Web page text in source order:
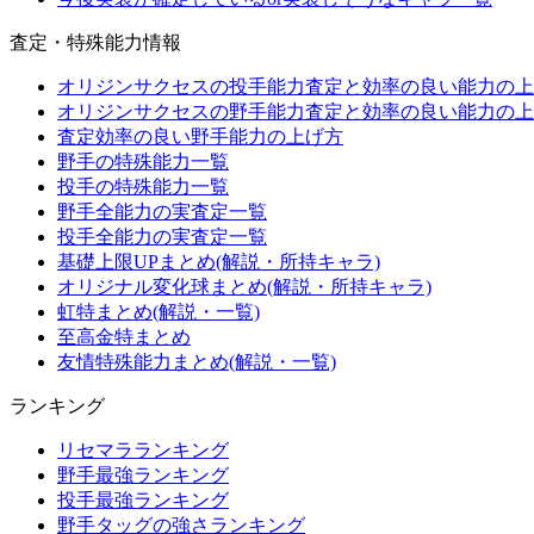
査定・特殊能力情報
オリジンサクセスの投手能力査定と効率の良い能力の
オリジンサクセスの野手能力査定と効率の良い能力の
査定効率の良い野手能力の上げ方
野手の特殊能力一覧
投手の特殊能力一覧
野手全能力の実査定一覧
投手全能力の実査定一覧
基礎上限UPまとめ(解説・所持キャラ)
オリジナル変化球まとめ(解説・所持キャラ)
虹特まとめ(解説・一覧)
至高金特まとめ
友情特殊能力まとめ(解説・一覧)
ランキング
リセマラランキング
野手最強ランキング
投手最強ランキング
野手タッグの強さランキング